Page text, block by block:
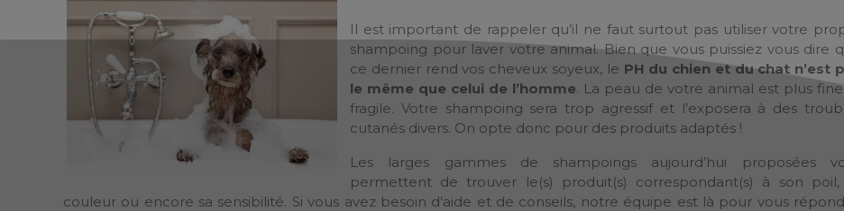
Il est important de rappeler qu’il ne faut surtout pas utiliser votre
shampoing pour laver votre animal. Bien que vous puissiez vous dire
ce dernier rend vos cheveux soyeux, le PH du chien et du chat n’est
le même que celui de l’homme. La peau de votre animal est plus
fragile. Votre shampoing sera trop agressif et l’exposera à des
cutanés divers. On opte donc pour des produits adaptés !
Les larges gammes de shampoings aujourd’hui proposées
permettent de trouver le(s) produit(s) correspondant(s) à son poil,
couleur ou encore sa sensibilité. Si vous avez besoin d’aide et de conseils, notre équipe est là pour vous